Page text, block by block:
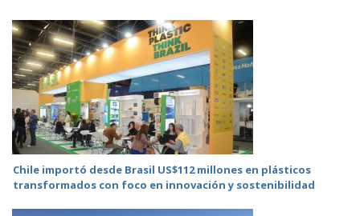
Chile importó desde Brasil US$112 millones en plásticos
transformados con foco en innovación y sostenibilidad